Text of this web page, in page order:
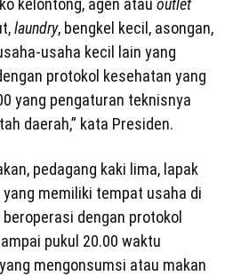
kelontong, agen atau outlet
laundry, bengkel kecil, asongan,
usaha kecil lain yang
protokol kesehatan yang
yang pengaturan teknisnya
daerah,” kata Presiden.
pedagang kaki lima, lapak
memiliki tempat usaha di
dengan protokol
pukul 20.00 waktu
mengonsumsi atau makan